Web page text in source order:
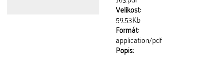
Velikost:
59.53Kb
Formát:
application/pdf
Popis: